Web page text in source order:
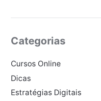
Categorias
Cursos Online
Dicas
Estratégias Digitais